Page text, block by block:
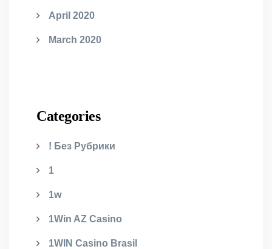
April 2020
March 2020
Categories
! Без Рубрики
1
1w
1Win AZ Casino
1WIN Casino Brasil